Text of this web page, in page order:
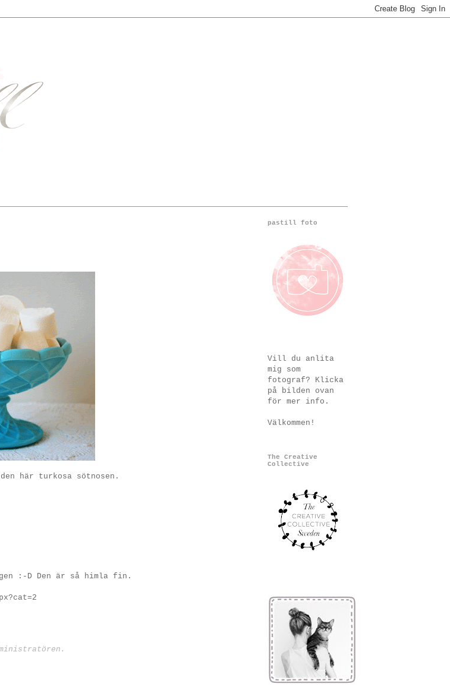
här turkosa sötnosen.
:-D Den är så himla fin.
pastill foto
Vill du anlita
mig som
fotograf? Klicka
på bilden ovan
för mer info.
Välkommen!
The Creative
Collective